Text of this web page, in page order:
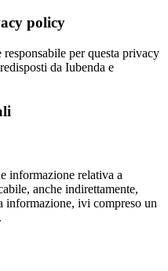
policy
per questa privacy
da Iubenda e
informazione relativa a
anche indirettamente,
informazione, ivi compreso un